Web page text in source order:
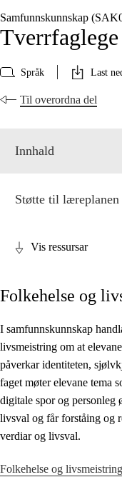
Samfunnskunnskap
Språk Last
Til overordna del
Innhald
Kjerneelement
Tverrfaglege tema
Grunnleggjande
Støtte til læreplanen
Vis ressursar
Folkehelse og
I samfunnskunnskap
livsmeistring om at
påverkar identiteten,
faget møter elevane tema
digitale spor og personleg
livsval og får forståing og
verdiar og livsval.
Folkehelse og